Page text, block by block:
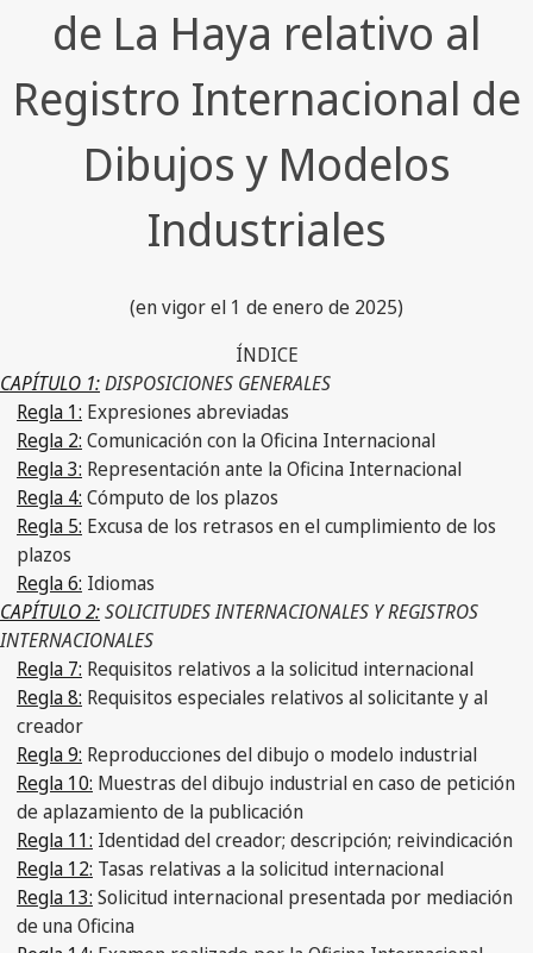
de La Haya relativo al
Registro Internacional de
Dibujos y Modelos
Industriales
(en vigor el 1 de enero de 2025)
ÍNDICE
CAPÍTULO 1:DISPOSICIONES GENERALES
Regla 1: Expresiones abreviadas
Regla 2: Comunicación con la Oficina Internacional
Regla 3: Representación ante la Oficina Internacional
Regla 4: Cómputo de los plazos
Regla 5: Excusa de los retrasos en el cumplimiento de los
plazos
Regla 6: Idiomas
CAPÍTULO 2:SOLICITUDES INTERNACIONALES Y REGISTROS
INTERNACIONALES
Regla 7: Requisitos relativos a la solicitud internacional
Regla 8: Requisitos especiales relativos al solicitante y al
creador
Regla 9: Reproducciones del dibujo o modelo industrial
Regla 10: Muestras del dibujo industrial en caso de petición
de aplazamiento de la publicación
Regla 11: Identidad del creador; descripción; reivindicación
Regla 12: Tasas relativas a la solicitud internacional
Regla 13: Solicitud internacional presentada por mediación
de una Oficina